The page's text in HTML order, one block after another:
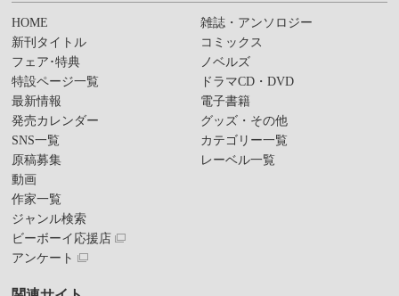
HOME
新刊タイトル
フェア･特典
特設ページ一覧
最新情報
発売カレンダー
SNS一覧
原稿募集
動画
作家一覧
ジャンル検索
ビーボーイ応援店
アンケート
雑誌・アンソロジー
コミックス
ノベルズ
ドラマCD・DVD
電子書籍
グッズ・その他
カテゴリー一覧
レーベル一覧